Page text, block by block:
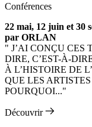
Conférences
22 mai, 12 juin et 30
par ORLAN
" J’AI CONÇU CES
DIRE, C’EST-À-
À L’HISTOIRE DE
QUE LES
POURQUOI..."
Découvrir